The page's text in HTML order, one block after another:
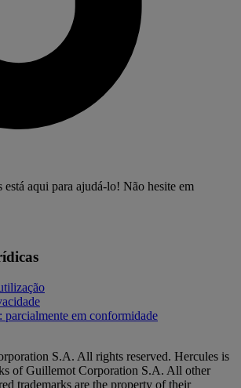
está aqui para ajudá-lo! Não hesite em
parcialmente em conformidade
S.A. All rights reserved. Hercules is
of Guillemot Corporation S.A. All other
trademarks are the property of their